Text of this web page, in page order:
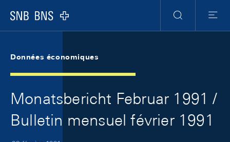
Logo
RechercheMenu
Données économiques
Monatsbericht Februar 1991 /
Bulletin mensuel février 1991